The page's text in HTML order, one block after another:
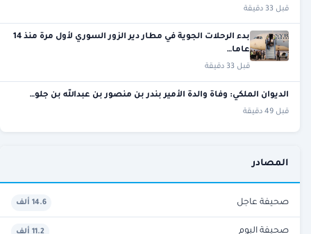
قبل 33 دقيقة
بدء الرحلات الجوية في مطار دير الزور السوري لأول مرة منذ 14
عاما…
قبل 33 دقيقة
الديوان الملكي: وفاة والدة الأمير بندر بن منصور بن عبدالله بن جلو…
قبل 49 دقيقة
المصادر
صحيفة عاجل 14.6 ألف
صحيفة اليوم 11.2 ألف